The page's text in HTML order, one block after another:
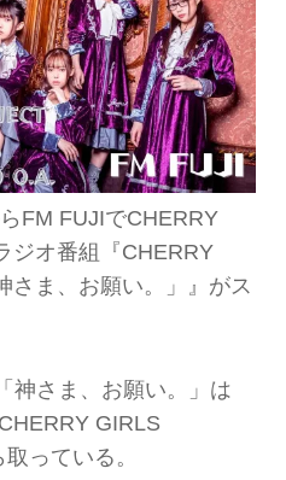
FM FUJIでCHERRY
ジオ番組『CHERRY
さま、お願い。」』がス
神さま、お願い。」は
GIRLS
っている。